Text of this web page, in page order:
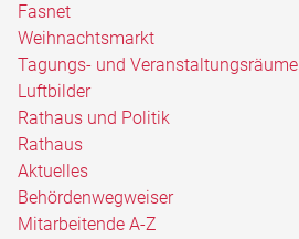
Fasnet
Weihnachtsmarkt
Tagungs- und Veranstaltungsräume
Luftbilder
Rathaus und Politik
Rathaus
Aktuelles
Behördenwegweiser
Mitarbeitende A-Z